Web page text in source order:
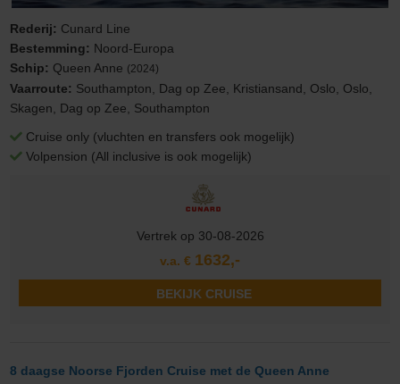
Rederij: Cunard Line
Bestemming: Noord-Europa
Schip: Queen Anne (2024)
Vaarroute: Southampton, Dag op Zee, Kristiansand, Oslo, Oslo,
Skagen, Dag op Zee, Southampton
Cruise only (vluchten en transfers ook mogelijk)
Volpension (All inclusive is ook mogelijk)
Vertrek op 30-08-2026
v.a. € 1632,-
BEKIJK CRUISE
8 daagse Noorse Fjorden Cruise met de Queen Anne